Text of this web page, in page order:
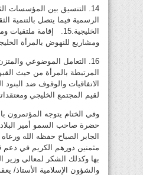
14. التنسيق بين المؤسسات
الرسمية فيما يتصل بالتنمية
الخليجية.15. إقامة
ومشاريع للنهوض بالمرأة
16. التعامل الموضوعي
المرتبطة بالمرأة من حيث
الاتفاقيات والوقوف ضد
لقيم المجتمع الخليجي
وفي الختام يتوجه المؤتمرون
حضرة صاحب السمو أمير
الجابر الصباح حفظه الله
مثمنين دورهم الكريم في دعم
بها وكذلك الشكر لمعالي وزير
والشؤون الإسلامية الأستاذ/